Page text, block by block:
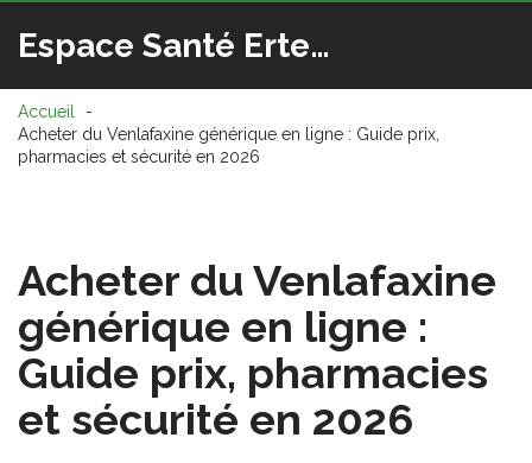
Espace Santé Ertedis
Accueil
Acheter du Venlafaxine générique en ligne : Guide prix,
pharmacies et sécurité en 2026
Acheter du Venlafaxine
générique en ligne :
Guide prix, pharmacies
et sécurité en 2026